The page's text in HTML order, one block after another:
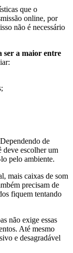
que o
online, por
não é necessário
ser a maior entre
de
deve escolher um
pelo ambiente.
mais caixas de som
precisam de
fiquem tentando
não exige essas
Até mesmo
e desagradável